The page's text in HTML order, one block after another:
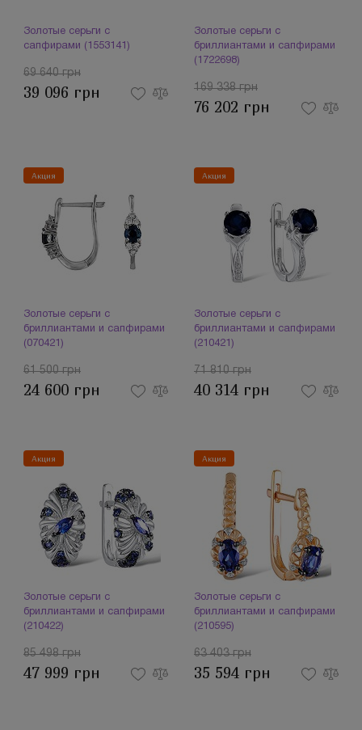
Золотые серьги с
сапфирами (1553141)
69 640 грн
39 096 грн
Золотые серьги с
бриллиантами и сапфирами
(1722698)
169 338 грн
76 202 грн
Акция
Золотые серьги с
бриллиантами и сапфирами
(070421)
61 500 грн
24 600 грн
Акция
Золотые серьги с
бриллиантами и сапфирами
(210421)
71 810 грн
40 314 грн
Акция
Золотые серьги с
бриллиантами и сапфирами
(210422)
85 498 грн
47 999 грн
Акция
Золотые серьги с
бриллиантами и сапфирами
(210595)
63 403 грн
35 594 грн